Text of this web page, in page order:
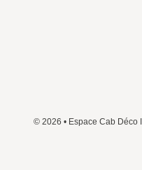
© 2026 • Espace Cab Déco